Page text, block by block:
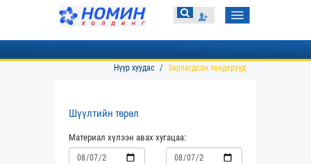
Toggle
navigation
Нүүр хуудас Зарлагдсан тендерүүд
Шүүлтийн төрөл
Материал хүлээн авах хугацаа: